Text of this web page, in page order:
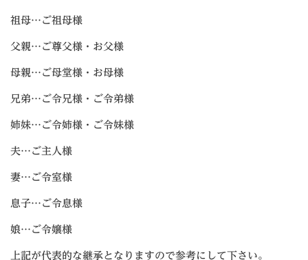
祖母…ご祖母様
父親…ご尊父様・お父様
母親…ご母堂様・お母様
兄弟…ご令兄様・ご令弟様
姉妹…ご令姉様・ご令妹様
夫…ご主人様
妻…ご令室様
息子…ご令息様
娘…ご令嬢様
上記が代表的な継承となりますので参考にして下さい。